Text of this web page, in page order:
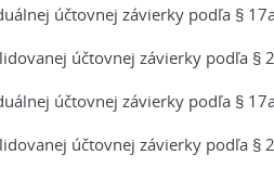
účtovnej závierky podľa §
účtovnej závierky podľa §
účtovnej závierky podľa §
účtovnej závierky podľa §